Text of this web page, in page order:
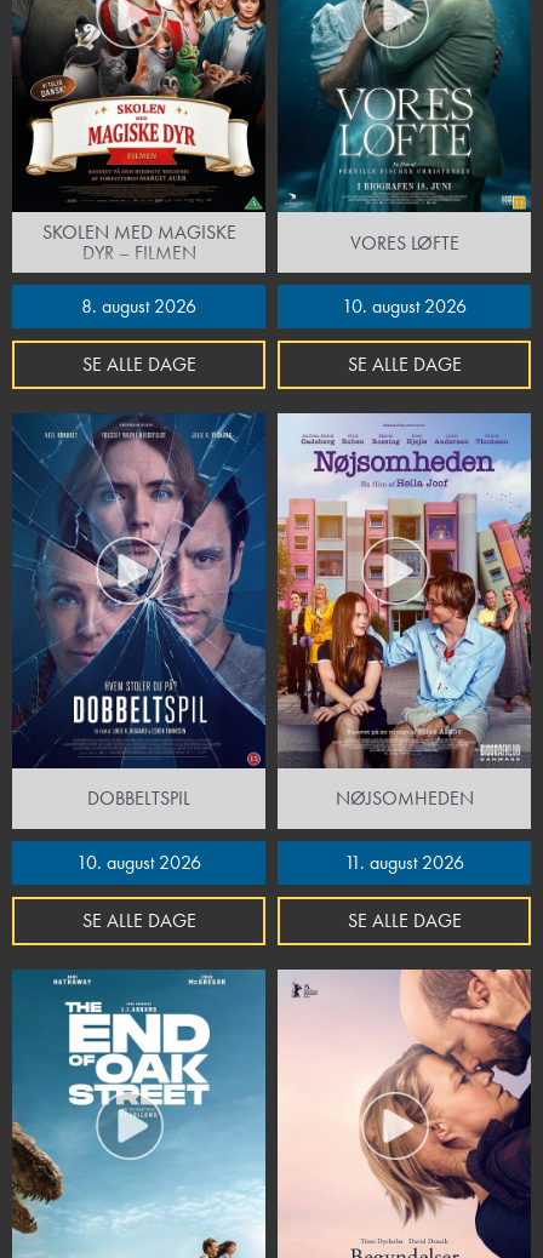
SKOLEN MED MAGISKE
DYR – FILMEN
8. august 2026
SE ALLE DAGE
VORES LØFTE
10. august 2026
SE ALLE DAGE
DOBBELTSPIL
10. august 2026
SE ALLE DAGE
NØJSOMHEDEN
11. august 2026
SE ALLE DAGE